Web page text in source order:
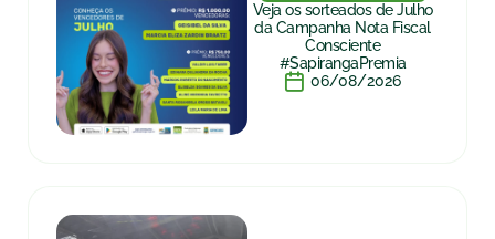
Veja os sorteados de Julho
da Campanha Nota Fiscal
Consciente
#SapirangaPremia
06/08/2026